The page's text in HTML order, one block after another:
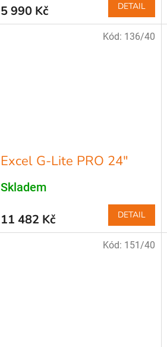
5 990 Kč DETAIL
Excel G-Lite PRO 24″
Skladem
11 482 Kč DETAIL
Kód: 136/40
Kód: 151/40